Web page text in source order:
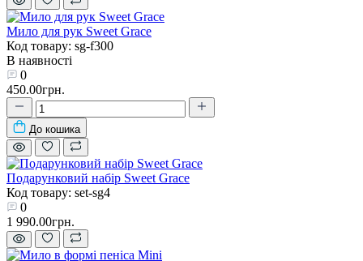
Мило для рук Sweet Grace
Код товару: sg-f300
В наявності
0
450.00грн.
До кошика
Подарунковий набір Sweet Grace
Код товару: set-sg4
0
1 990.00грн.